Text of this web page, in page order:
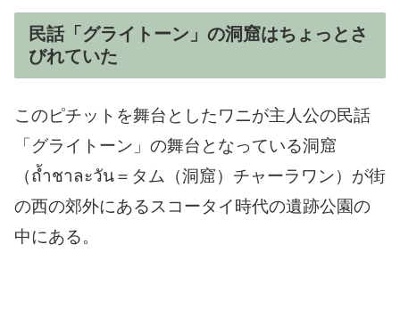
民話「グライトーン」の洞窟はちょっとさ
びれていた
このピチットを舞台としたワニが主人公の民話
「グライトーン」の舞台となっている洞窟
（ถ้ำชาละวัน＝タム（洞窟）チャーラワン）が街
の西の郊外にあるスコータイ時代の遺跡公園の
中にある。